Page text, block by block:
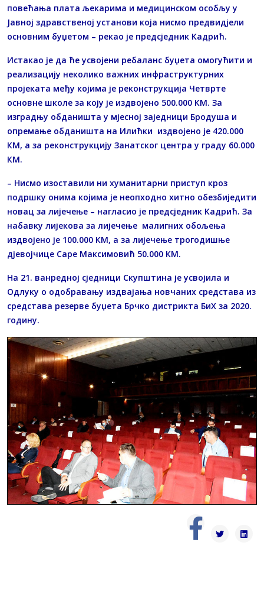
повећања плата љекарима и медицинском особљу у
Јавној здравственој установи која нисмо предвидјели
основним буџетом – рекао је предсједник Кадрић.
Истакао је да ће усвојени ребаланс буџета омогућити и
реализацију неколико важних инфраструктурних
пројеката међу којима је реконструкција Четврте
основне школе за коју је издвојено 500.000 КМ. За
изградњу обданишта у мјесној заједници Бродуша и
опремање обданишта на Илићки издвојено је 420.000
КМ, а за реконструкцију Занатског центра у граду 60.000
КМ.
– Нисмо изоставили ни хуманитарни приступ кроз
подршку онима којима је неопходно хитно обезбиједити
новац за лијечење – нагласио је предсједник Кадрић. За
набавку лијекова за лијечење малигних обољења
издвојено је 100.000 КМ, а за лијечење трогодишње
дјевојчице Саре Максимовић 50.000 КМ.
На 21. ванредној сједници Скупштина је усвојила и
Одлуку о одобравању издвајања новчаних средстава из
средстава резерве буџета Брчко дистрикта БиХ за 2020.
годину.